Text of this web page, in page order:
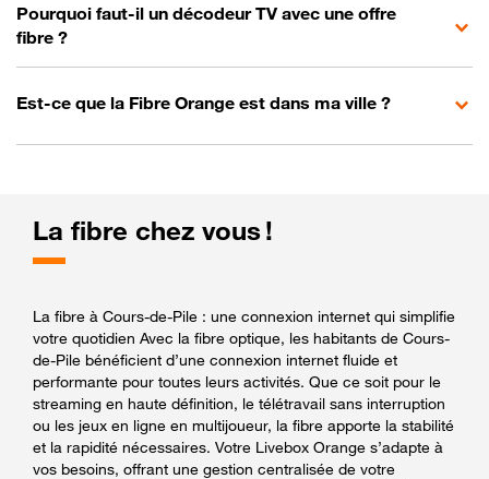
Pourquoi faut-il un décodeur TV avec une offre
fibre ?
Est-ce que la Fibre Orange est dans ma ville ?
La fibre chez vous !
La fibre à Cours-de-Pile : une connexion internet qui simplifie
votre quotidien Avec la fibre optique, les habitants de Cours-
de-Pile bénéficient d’une connexion internet fluide et
performante pour toutes leurs activités. Que ce soit pour le
streaming en haute définition, le télétravail sans interruption
ou les jeux en ligne en multijoueur, la fibre apporte la stabilité
et la rapidité nécessaires. Votre Livebox Orange s’adapte à
vos besoins, offrant une gestion centralisée de votre